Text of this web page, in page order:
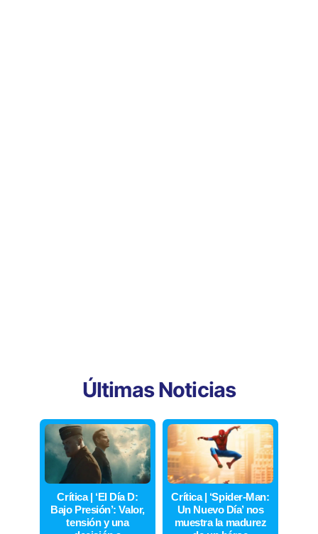
Últimas Noticias
Crítica | ‘El Día D:
Bajo Presión’: Valor,
tensión y una
Crítica | ‘Spider-Man:
Un Nuevo Día’ nos
muestra la madurez